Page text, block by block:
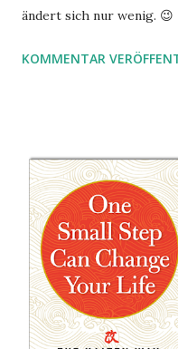
ändert sich nur wenig. 😉
KOMMENTAR